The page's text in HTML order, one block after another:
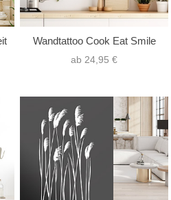
Wandtattoo Cook Eat Smile
ab 24,95 €